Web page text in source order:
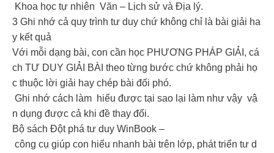
Khoa học tự nhiên Văn – Lịch sử và Địa lý.
3️ Ghi nhớ cả quy trình tư duy chứ không chỉ là bài giải ha
y kết quả
Với mỗi dạng bài, con cần học PHƯƠNG PHÁP GIẢI, cá
ch TƯ DUY GIẢI BÀI theo từng bước chứ không phải họ
c thuộc lời giải hay chép bài đối phó.
Ghi nhớ cách làm hiểu được tại sao lại làm như vậy vậ
n dụng được cả khi đề thay đổi.
Bộ sách Đột phá tư duy WinBook –
công cụ giúp con hiểu nhanh bài trên lớp, phát triển tư d